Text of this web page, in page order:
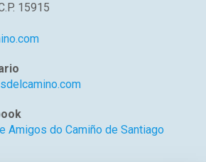
15915
Amigos do Camiño de Santiago